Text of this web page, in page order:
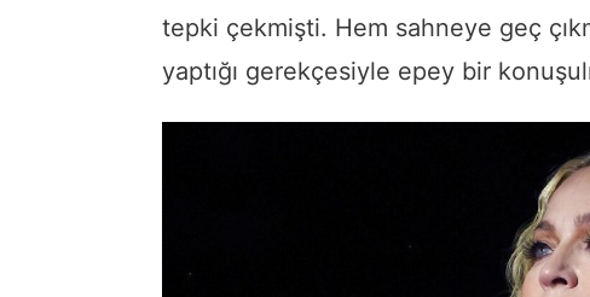
tepki çekmişti. Hem sahneye geç
yaptığı gerekçesiyle epey bir